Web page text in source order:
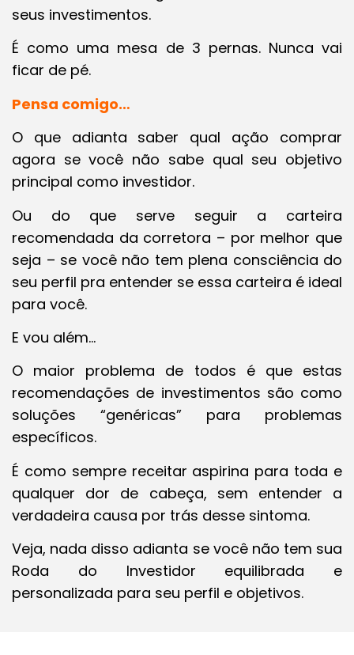
seus investimentos.
É como uma mesa de 3 pernas. Nunca vai
ficar de pé.
Pensa comigo…
O que adianta saber qual ação comprar
agora se você não sabe qual seu objetivo
principal como investidor.
Ou do que serve seguir a carteira
recomendada da corretora – por melhor que
seja – se você não tem plena consciência do
seu perfil pra entender se essa carteira é ideal
para você.
E vou além…
O maior problema de todos é que estas
recomendações de investimentos são como
soluções “genéricas” para problemas
específicos.
É como sempre receitar aspirina para toda e
qualquer dor de cabeça, sem entender a
verdadeira causa por trás desse sintoma.
Veja, nada disso adianta se você não tem sua
Roda do Investidor equilibrada e
personalizada para seu perfil e objetivos.